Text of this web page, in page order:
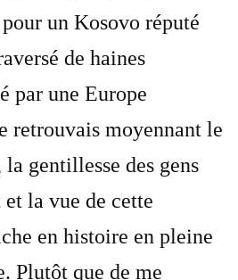
un Kosovo réputé
de haines
par une Europe
retrouvais moyennant le
gentillesse des gens
la vue de cette
en histoire en pleine
Plutôt que de me